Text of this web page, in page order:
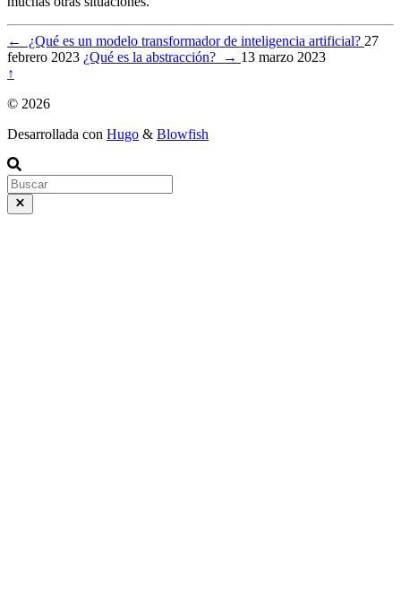
← ¿Qué es un modelo transformador de inteligencia artificial? 27
febrero 2023 ¿Qué es la abstracción? → 13 marzo 2023
↑
© 2026
Desarrollada con Hugo & Blowfish